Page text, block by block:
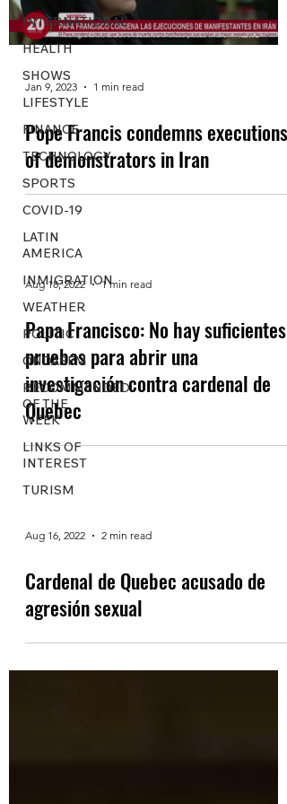
INTERNATIONAL
HEALTH
SHOWS
LIFESTYLE
FINANCE
TECHNOLOGY
SPORTS
COVID-19
LATIN
AMERICA
INMIGRATION
WEATHER
POLITIC
ONDASFM
RECOMMENDED
OF THE
WEEK
LINKS OF
INTEREST
TURISM
Jan 9, 2023 1 min read
Pope Francis condemns executions
of demonstrators in Iran
Aug 18, 2022 1 min read
Papa Francisco: No hay suficientes
pruebas para abrir una
investigación contra cardenal de
Quebec
Aug 16, 2022 2 min read
Cardenal de Quebec acusado de
agresión sexual